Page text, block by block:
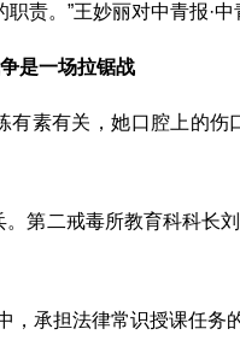
责。”王妙丽对中青报·中
是一场拉锯战
素有关，她口腔上的
第二戒毒所教育科科长
承担法律常识授课任务